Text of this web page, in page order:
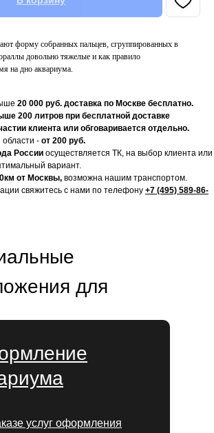
форму собранных пальцев, сгруппированных в
довольно тяжелые и как правило
на дно аквариума.
20 000 руб. доставка по Москве бесплатно.
200 литров при бесплатной доставке
клиента или обговаривается отдельно.
области - от 200 руб.
России осуществляется ТК, на выбор клиента или
вариант.
от Москвы, возможна нашим транспортом.
свяжитесь с нами по телефону +7 (495) 589-86-
услуг оформления
для